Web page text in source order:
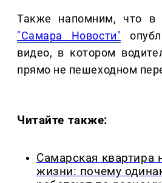
Также напомним, что в
"Самара Новости"
видео, в котором
прямо не пешеходном
Читайте также:
Самарская квартира
жизни: почему